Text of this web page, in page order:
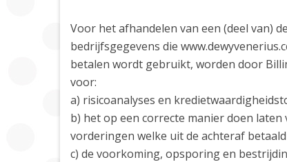
Voor het afhandelen van een (deel van)
bedrijfsgegevens die
betalen wordt gebruikt, worden door
voor:
a) risicoanalyses en
b) het op een correcte manier doen
vorderingen welke uit de achteraf
c) de voorkoming, opsporing en